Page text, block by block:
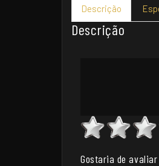
Descrição
Descrição
Gostaria de avaliar